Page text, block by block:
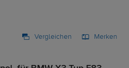
Vergleichen Merken